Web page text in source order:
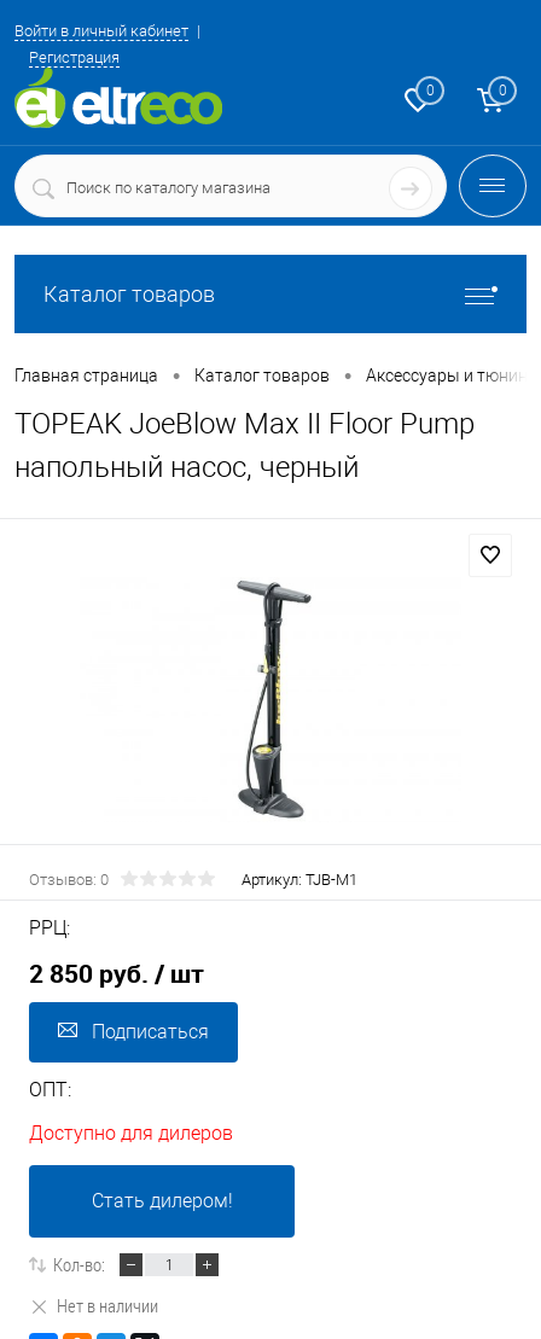
Войти в личный кабинет
Регистрация
0 0
Каталог товаров
Главная страница • Каталог товаров • Аксессуары и тюнинг
TOPEAK JoeBlow Max II Floor Pump
напольный насос, черный
Отзывов: 0 Артикул: TJB-M1
РРЦ:
2 850 руб. / шт
Подписаться
ОПТ:
Доступно для дилеров
Стать дилером!
Кол-во:
Нет в наличии